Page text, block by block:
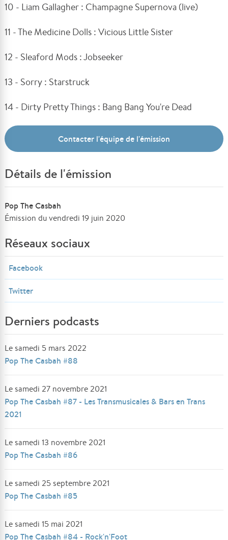
10 - Liam Gallagher : Champagne Supernova (live)
11 - The Medicine Dolls : Vicious Little Sister
12 - Sleaford Mods : Jobseeker
13 - Sorry : Starstruck
14 - Dirty Pretty Things : Bang Bang You're Dead
Contacter l'équipe de l'émission
Détails de l'émission
Pop The Casbah
Émission du vendredi 19 juin 2020
Réseaux sociaux
Facebook
Twitter
Derniers podcasts
Le samedi 5 mars 2022
Pop The Casbah #88
Le samedi 27 novembre 2021
Pop The Casbah #87 - Les Transmusicales & Bars en Trans
2021
Le samedi 13 novembre 2021
Pop The Casbah #86
Le samedi 25 septembre 2021
Pop The Casbah #85
Le samedi 15 mai 2021
Pop The Casbah #84 - Rock'n'Foot